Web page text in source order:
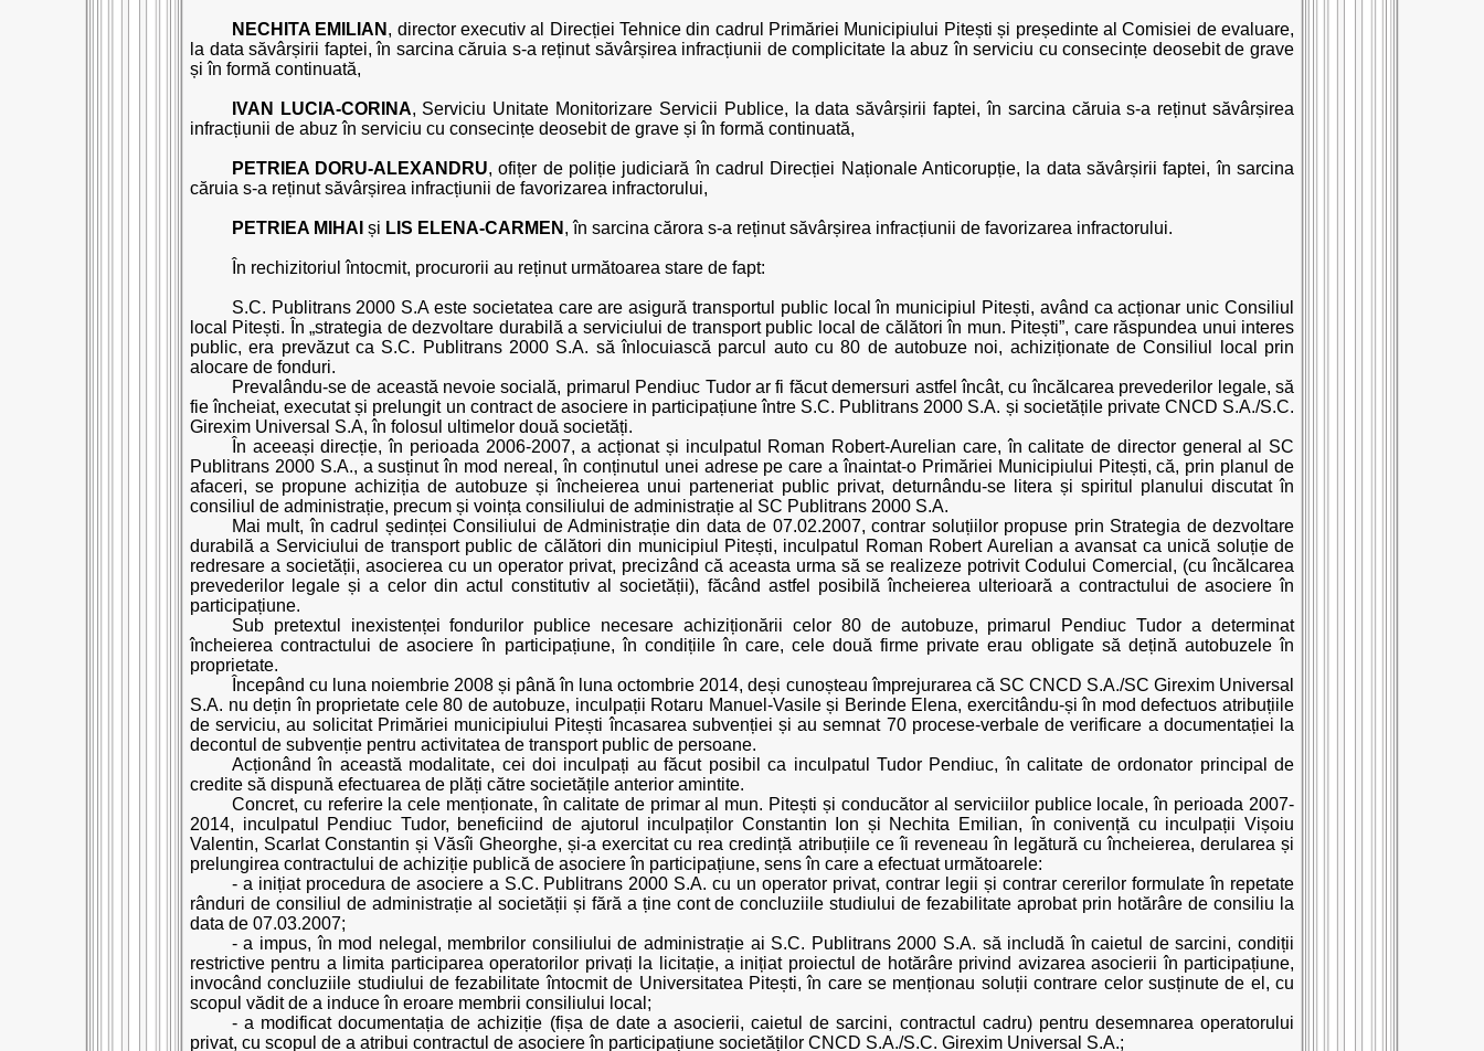
NECHITA EMILIAN , director executiv al Direcției Tehnice din cadrul Primăriei Municipiului Pitești și președinte al Comisiei de evaluare,
la data săvârșirii faptei, în sarcina căruia s-a reținut săvârșirea infracțiunii de complicitate la abuz în serviciu cu consecințe deosebit de grave
și în formă continuată,
IVAN LUCIA-CORINA, Serviciu Unitate Monitorizare Servicii Publice, la data săvârșirii faptei, în sarcina căruia s-a reținut săvârșirea
infracțiunii de abuz în serviciu cu consecințe deosebit de grave și în formă continuată,
PETRIEA DORU-ALEXANDRU, ofițer de poliție judiciară în cadrul Direcției Naționale Anticorupție, la data săvârșirii faptei, în sarcina
căruia s-a reținut săvârșirea infracțiunii de favorizarea infractorului,
PETRIEA MIHAI și LIS ELENA-CARMEN , în sarcina cărora s-a reținut săvârșirea infracțiunii de favorizarea infractorului.
În rechizitoriul întocmit, procurorii au reținut următoarea stare de fapt:
S.C. Publitrans 2000 S.A este societatea care are asigură transportul public local în municipiul Pitești, având ca acționar unic Consiliul
local Pitești. În „strategia de dezvoltare durabilă a serviciului de transport public local de călători în mun. Pitești”, care răspundea unui interes
public, era prevăzut ca S.C. Publitrans 2000 S.A. să înlocuiască parcul auto cu 80 de autobuze noi, achiziționate de Consiliul local prin
alocare de fonduri.
Prevalându-se de această nevoie socială, primarul Pendiuc Tudor ar fi făcut demersuri astfel încât, cu încălcarea prevederilor legale, să
fie încheiat, executat și prelungit un contract de asociere in participațiune între S.C. Publitrans 2000 S.A. și societățile private CNCD S.A./S.C.
Girexim Universal S.A, în folosul ultimelor două societăți.
În aceeași direcție, în perioada 2006-2007, a acționat și inculpatul Roman Robert-Aurelian care, în calitate de director general al SC
Publitrans 2000 S.A., a susținut în mod nereal, în conținutul unei adrese pe care a înaintat-o Primăriei Municipiului Pitești, că, prin planul de
afaceri, se propune achiziția de autobuze și încheierea unui parteneriat public privat, deturnându-se litera și spiritul planului discutat în
consiliul de administrație, precum și voința consiliului de administrație al SC Publitrans 2000 S.A.
Mai mult, în cadrul ședinței Consiliului de Administrație din data de 07.02.2007, contrar soluțiilor propuse prin Strategia de dezvoltare
durabilă a Serviciului de transport public de călători din municipiul Pitești, inculpatul Roman Robert Aurelian a avansat ca unică soluție de
redresare a societății, asocierea cu un operator privat, precizând că aceasta urma să se realizeze potrivit Codului Comercial, (cu încălcarea
prevederilor legale și a celor din actul constitutiv al societății), făcând astfel posibilă încheierea ulterioară a contractului de asociere în
participațiune.
Sub pretextul inexistenței fondurilor publice necesare achiziționării celor 80 de autobuze, primarul Pendiuc Tudor a determinat
încheierea contractului de asociere în participațiune, în condițiile în care, cele două firme private erau obligate să dețină autobuzele în
proprietate.
Începând cu luna noiembrie 2008 și până în luna octombrie 2014, deși cunoșteau împrejurarea că SC CNCD S.A./SC Girexim Universal
S.A. nu dețin în proprietate cele 80 de autobuze, inculpații Rotaru Manuel-Vasile și Berinde Elena, exercitându-și în mod defectuos atribuțiile
de serviciu, au solicitat Primăriei municipiului Pitești încasarea subvenției și au semnat 70 procese-verbale de verificare a documentației la
decontul de subvenție pentru activitatea de transport public de persoane.
Acționând în această modalitate, cei doi inculpați au făcut posibil ca inculpatul Tudor Pendiuc, în calitate de ordonator principal de
credite să dispună efectuarea de plăți către societățile anterior amintite.
Concret, cu referire la cele menționate, în calitate de primar al mun. Pitești și conducător al serviciilor publice locale, în perioada 2007-
2014, inculpatul Pendiuc Tudor, beneficiind de ajutorul inculpaților Constantin Ion și Nechita Emilian, în conivență cu inculpații Vișoiu
Valentin, Scarlat Constantin și Văsîi Gheorghe, și-a exercitat cu rea credință atribuțiile ce îi reveneau în legătură cu încheierea, derularea și
prelungirea contractului de achiziție publică de asociere în participațiune, sens în care a efectuat următoarele:
- a inițiat procedura de asociere a S.C. Publitrans 2000 S.A. cu un operator privat, contrar legii și contrar cererilor formulate în repetate
rânduri de consiliul de administrație al societății și fără a ține cont de concluziile studiului de fezabilitate aprobat prin hotărâre de consiliu la
data de 07.03.2007;
- a impus, în mod nelegal, membrilor consiliului de administrație ai S.C. Publitrans 2000 S.A. să includă în caietul de sarcini, condiții
restrictive pentru a limita participarea operatorilor privați la licitație, a inițiat proiectul de hotărâre privind avizarea asocierii în participațiune,
invocând concluziile studiului de fezabilitate întocmit de Universitatea Pitești, în care se menționau soluții contrare celor susținute de el, cu
scopul vădit de a induce în eroare membrii consiliului local;
- a modificat documentația de achiziție (fișa de date a asocierii, caietul de sarcini, contractul cadru) pentru desemnarea operatorului
privat, cu scopul de a atribui contractul de asociere în participațiune societăților CNCD S.A./S.C. Girexim Universal S.A.;